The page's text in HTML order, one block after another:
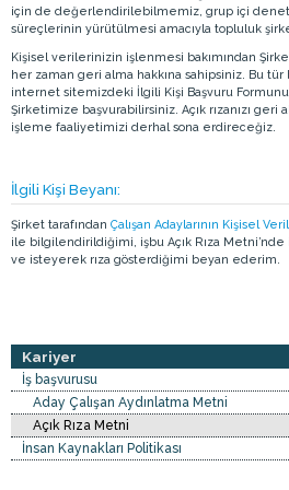
için de değerlendirilebilmemiz, grup içi
süreçlerinin yürütülmesi amacıyla topluluk
Kişisel verilerinizin işlenmesi bakımından
her zaman geri alma hakkına sahipsiniz. Bu
internet sitemizdeki İlgili Kişi Başvuru Formunu
Şirketimize başvurabilirsiniz. Açık rızanızı
işleme faaliyetimizi derhal sona erdireceğiz.
İlgili Kişi Beyanı:
Şirket tarafından Çalışan Adaylarının Kişisel
ile bilgilendirildiğimi, işbu Açık Rıza
ve isteyerek rıza gösterdiğimi beyan ederim.
Kariyer
İş başvurusu
Aday Çalışan Aydınlatma Metni
Açık Rıza Metni
İnsan Kaynakları Politikası